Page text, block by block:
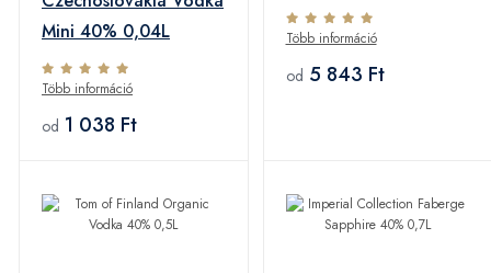
Mini 40% 0,04L
Több információ
od 1 038 Ft
Több információ
od 5 843 Ft